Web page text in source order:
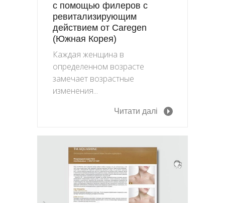
с помощью филеров с
ревитализирующим
действием от Caregen
(Южная Корея)
Каждая женщина в
определенном возрасте
замечает возрастные
изменения...
Читати далі